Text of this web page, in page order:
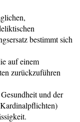
bestimmt sich
auf einem
zurückzuführen
und der